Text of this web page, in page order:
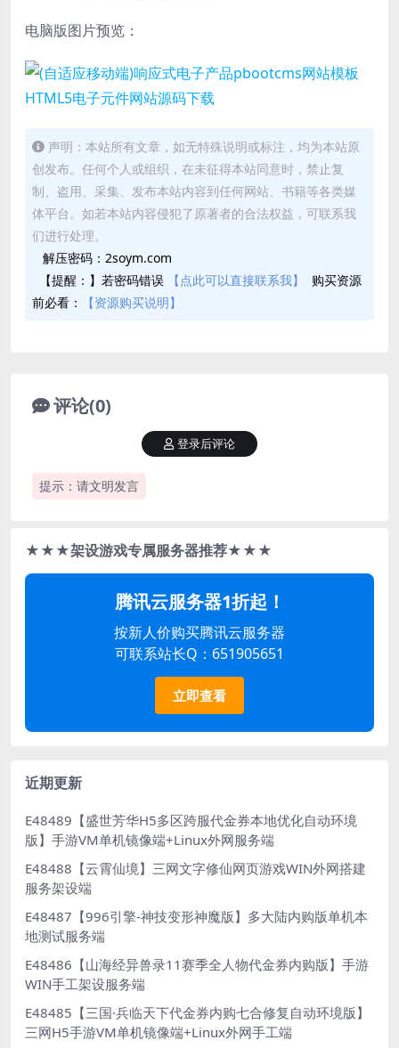
电脑版图片预览：
声明：本站所有文章，如无特殊说明或标注，均为本站原
创发布。任何个人或组织，在未征得本站同意时，禁止复
制、盗用、采集、发布本站内容到任何网站、书籍等各类媒
体平台。如若本站内容侵犯了原著者的合法权益，可联系我
们进行处理。
解压密码：2soym.com
【提醒：】若密码错误
【点此可以直接联系我】
购买资源
前必看：
【资源购买说明】
评论(0)
提示：请文明发言
登录后评论
★★★架设游戏专属服务器推荐★★★
腾讯云服务器1折起！
按新人价购买腾讯云服务器
可联系站长Q：651905651
立即查看
近期更新
E48489【盛世芳华H5多区跨服代金券本地优化自动环境
版】手游VM单机镜像端+Linux外网服务端
E48488【云霄仙境】三网文字修仙网页游戏WIN外网搭建
服务架设端
E48487【996引擎-神技变形神魔版】多大陆内购版单机本
地测试服务端
E48486【山海经异兽录11赛季全人物代金券内购版】手游
WIN手工架设服务端
E48485【三国·兵临天下代金券内购七合修复自动环境版】
三网H5手游VM单机镜像端+Linux外网手工端